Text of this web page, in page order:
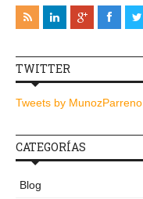
TWITTER
Tweets by MunozParreno
CATEGORÍAS
Blog